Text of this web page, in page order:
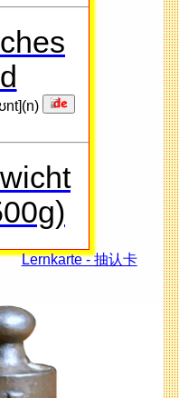
Lernkarte - 抽认卡